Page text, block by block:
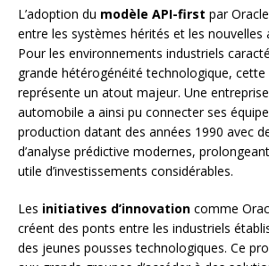
L’adoption du modèle API-first par
entre les systèmes hérités et les nouvelles
Pour les environnements industriels
grande hétérogénéité technologique,
représente un atout majeur. Une
automobile a ainsi pu connecter ses
production datant des années 1990 avec
d’analyse prédictive modernes,
utile d’investissements considérables.
Les initiatives d’innovation comme
créent des ponts entre les industriels
des jeunes pousses technologiques. Ce